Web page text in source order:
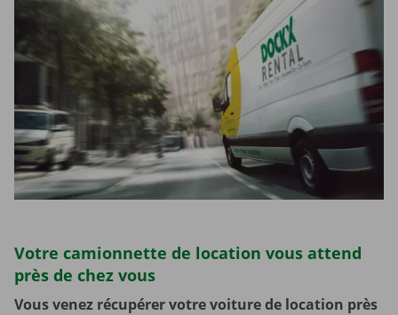
Votre camionnette de location vous attend
près de chez vous
Vous venez récupérer votre voiture de location près